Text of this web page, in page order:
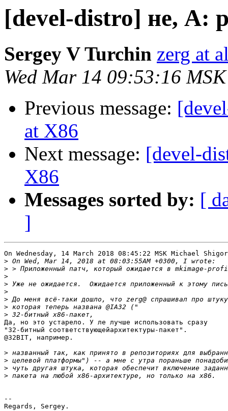
[devel-distro] не, A:
Sergey V Turchin zerg at
Wed Mar 14 09:53:16
Previous message:
at X86
Next message: [devel-
X86
Messages sorted by: [
]
On Wednesday, 14 March 2018 08:45:22 MSK Michael
>
>
>
>
>
>
>
>
Да, но это устарело. У ле лучше использовать сразу
"32-битный соответствующейархитектуры-пакет".
@32BIT, например.
>
>
>
>
--